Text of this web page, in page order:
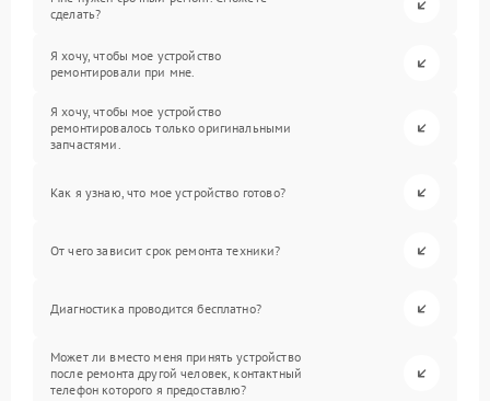
сделать?
Я хочу, чтобы мое устройство
ремонтировали при мне.
Я хочу, чтобы мое устройство
ремонтировалось только оригинальными
запчастями.
Как я узнаю, что мое устройство готово?
От чего зависит срок ремонта техники?
Диагностика проводится бесплатно?
Может ли вместо меня принять устройство
после ремонта другой человек, контактный
телефон которого я предоставлю?